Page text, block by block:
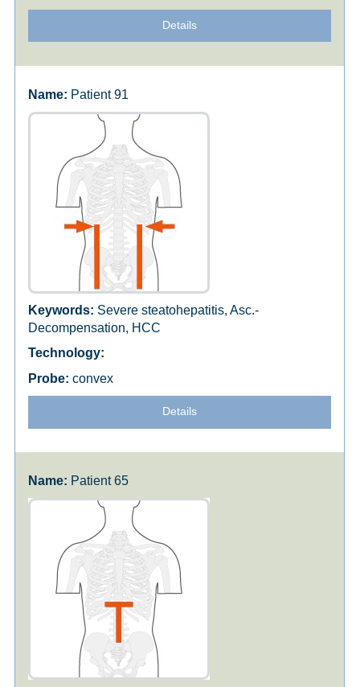
Details
Patient 91
Severe steatohepatitis, Asc.-
Decompensation, HCC
convex
Details
Patient 65